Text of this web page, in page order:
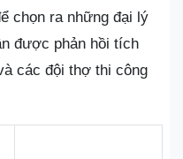
chọn ra những đại lý
được phản hồi tích
các đội thợ thi công